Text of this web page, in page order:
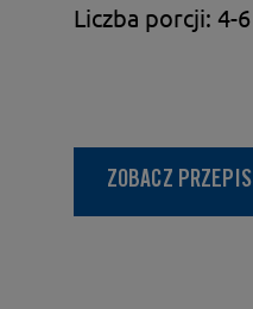
Liczba porcji: 4-6
ZOBACZ PRZEPIS